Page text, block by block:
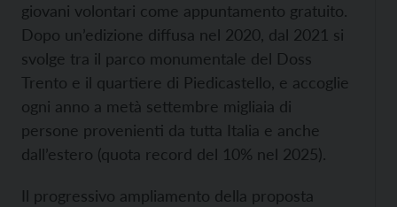
giovani volontari come appuntamento gratuito.
Dopo un’edizione diffusa nel 2020, dal 2021 si
svolge tra il parco monumentale del Doss
Trento e il quartiere di Piedicastello, e accoglie
ogni anno a metà settembre migliaia di
persone provenienti da tutta Italia e anche
dall’estero (quota record del 10% nel 2025).
Il progressivo ampliamento della proposta